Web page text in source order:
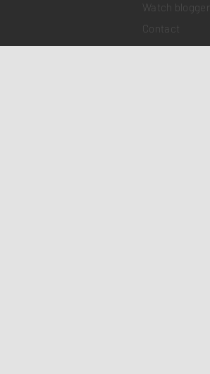
Watch blogger
Contact